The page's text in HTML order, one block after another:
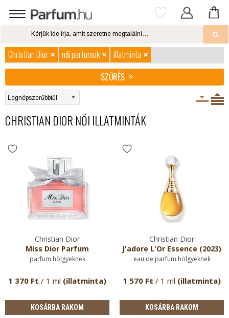
Christian Dior női parfümök
illatminta
SZŰRÉS
CHRISTIAN DIOR NŐI ILLATMINTÁK
Christian Dior
Miss Dior Parfum
parfum hölgyeknek
1 370 Ft / 1 ml (illatminta)
KOSÁRBA RAKOM
Christian Dior
J'adore L'Or Essence (2023)
eau de parfum hölgyeknek
1 570 Ft / 1 ml (illatminta)
KOSÁRBA RAKOM